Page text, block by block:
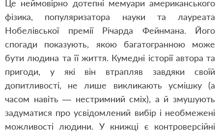
Це неймовірно дотепні мемуари американського
фізика, популяризатора науки та лауреата
Нобелівської премії Річарда Фейнмана. Його
спогади показують, якою багатогранною може
бути людина та її життя. Кумедні історії автора та
пригоди, у які він втрапляв завдяки своїй
допитливості, не лише викликають усмішку (а
часом навіть — нестримний сміх), а й змушують
задуматися про усвідомлений вибір і необмежені
можливості людини. У книжці є контроверсійні